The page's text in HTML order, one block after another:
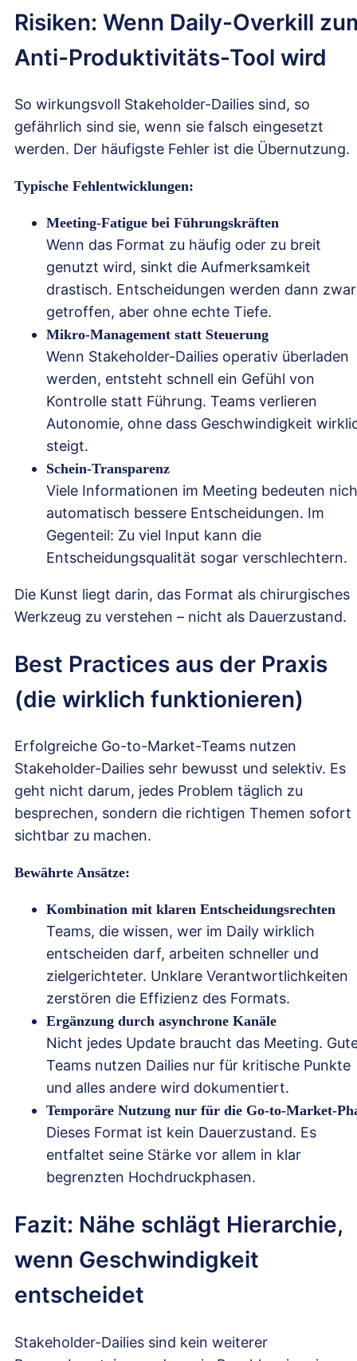
Risiken: Wenn Daily-Overkill
Anti-Produktivitäts-Tool wird
So wirkungsvoll Stakeholder-Dailies sind, so
gefährlich sind sie, wenn sie falsch eingesetzt
werden. Der häufigste Fehler ist die Übernutzung.
Typische Fehlentwicklungen:
Meeting-Fatigue bei Führungskräften
Wenn das Format zu häufig oder zu breit
genutzt wird, sinkt die Aufmerksamkeit
drastisch. Entscheidungen werden dann zwar
getroffen, aber ohne echte Tiefe.
Mikro-Management statt Steuerung
Wenn Stakeholder-Dailies operativ überladen
werden, entsteht schnell ein Gefühl von
Kontrolle statt Führung. Teams verlieren
Autonomie, ohne dass Geschwindigkeit
steigt.
Schein-Transparenz
Viele Informationen im Meeting bedeuten
automatisch bessere Entscheidungen. Im
Gegenteil: Zu viel Input kann die
Entscheidungsqualität sogar verschlechtern.
Die Kunst liegt darin, das Format als chirurgisches
Werkzeug zu verstehen – nicht als Dauerzustand.
Best Practices aus der Praxis
(die wirklich funktionieren)
Erfolgreiche Go-to-Market-Teams nutzen
Stakeholder-Dailies sehr bewusst und selektiv. Es
geht nicht darum, jedes Problem täglich zu
besprechen, sondern die richtigen Themen sofort
sichtbar zu machen.
Bewährte Ansätze:
Kombination mit klaren Entscheidungsrechten
Teams, die wissen, wer im Daily wirklich
entscheiden darf, arbeiten schneller und
zielgerichteter. Unklare Verantwortlichkeiten
zerstören die Effizienz des Formats.
Ergänzung durch asynchrone Kanäle
Nicht jedes Update braucht das Meeting.
Teams nutzen Dailies nur für kritische Punkte
und alles andere wird dokumentiert.
Temporäre Nutzung nur für die Go-to-Market-
Dieses Format ist kein Dauerzustand. Es
entfaltet seine Stärke vor allem in klar
begrenzten Hochdruckphasen.
Fazit: Nähe schlägt Hierarchie,
wenn Geschwindigkeit
entscheidet
Stakeholder-Dailies sind kein weiterer